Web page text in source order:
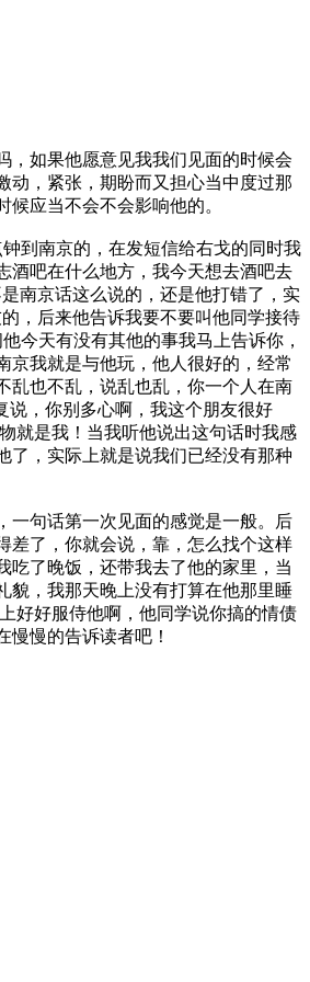
，如果他愿意见我我们见面的时候会
动，紧张，期盼而又担心当中度过那
应当不会不会影响他的。
到南京的，在发短信给右戈的同时我
酒吧在什么地方，我今天想去酒吧去
南京话这么说的，还是他打错了，实
，后来他告诉我要不要叫他同学接待
今天有没有其他的事我马上告诉你，
京我就是与他玩，他人很好的，经常
乱也不乱，说乱也乱，你一个人在南
说，你别多心啊，我这个朋友很好
就是我！当我听他说出这句话时我感
了，实际上就是说我们已经没有那种
一句话第一次见面的感觉是一般。后
差了，你就会说，靠，怎么找个这样
吃了晚饭，还带我去了他的家里，当
貌，我那天晚上没有打算在他那里睡
好好服侍他啊，他同学说你搞的情债
慢的告诉读者吧！